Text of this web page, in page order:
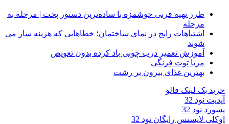
طرز تهیه فرنی خوشمزه با ساده‌ترین دستور پخت | مرحله به
مرحله
اشتباهات رایج در نمای ساختمان؛ خطاهایی که هزینه ساز می
شوند
آموزش تعمیر درب چوبی باد کرده بدون تعویض
مربا توت فرنگی
بهترین غذای بیرون بر رشت
خرید بک لینک فالو
آپدیت نود 32
پسورد نود 32
اوکلی لایسنس رایگان نود 32